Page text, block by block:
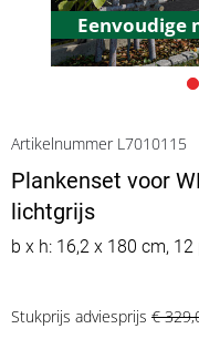
Eenvoudige
Artikelnummer L7010115
Plankenset voor
lichtgrijs
b x h: 16,2 x 180 cm, 12
Stukprijs adviesprijs €